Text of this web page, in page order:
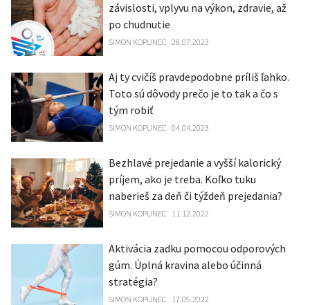
závislosti, vplyvu na výkon, zdravie, až
po chudnutie
SIMON KOPUNEC 28.07.2023
Aj ty cvičíš pravdepodobne príliš ľahko.
Toto sú dôvody prečo je to tak a čo s
tým robiť
SIMON KOPUNEC 04.04.2023
Bezhlavé prejedanie a vyšší kalorický
príjem, ako je treba. Koľko tuku
naberieš za deň či týždeň prejedania?
SIMON KOPUNEC 11.12.2022
Aktivácia zadku pomocou odporových
gúm. Úplná kravina alebo účinná
stratégia?
SIMON KOPUNEC 17.05.2022